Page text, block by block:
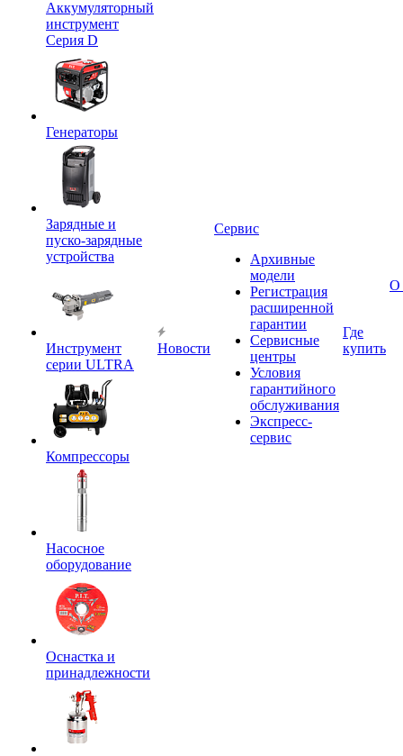
Аккумуляторный
инструмент
Серия D
Генераторы
Зарядные и
пуско-зарядные
устройства
Инструмент
серии ULTRA
Компрессоры
Насосное
оборудование
Оснастка и
принадлежности
Новости
Сервис
Архивные
модели
Регистрация
расширенной
гарантии
Сервисные
центры
Условия
гарантийного
обслуживания
Экспресс-
сервис
Где
купить
О